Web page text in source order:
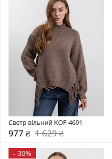
Светр вільний KOF-4691
977 ₴ 1 629 ₴
- 30%